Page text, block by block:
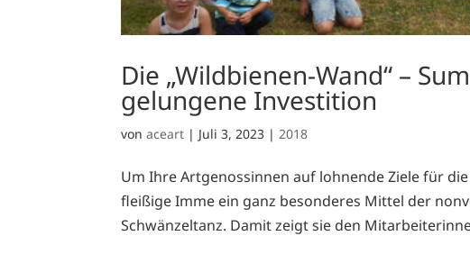
Die „Wildbienen-Wand“ –
gelungene Investition
vonaceart | Juli 3, 2023 |2018
Um Ihre Artgenossinnen auf lohnende Ziele für
fleißige Imme ein ganz besonderes Mittel der
Schwänzeltanz. Damit zeigt sie den